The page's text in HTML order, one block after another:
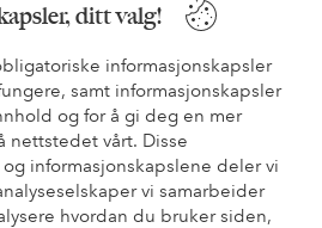
ditt valg!
informasjonskapsler
samt informasjonskapsler
og for å gi deg en mer
nettstedet vårt. Disse
informasjonskapslene deler vi
vi samarbeider
hvordan du bruker siden,
spørsmålene i vår FAQ. Du finner
du kan kontakte oss.